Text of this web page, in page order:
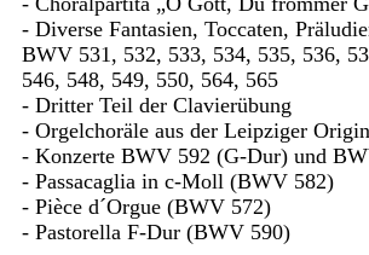
- Diverse Fantasien, Toccaten,
BWV 531, 532, 533, 534, 535, 536,
546, 548, 549, 550, 564, 565
- Dritter Teil der Clavierübung
- Orgelchoräle aus der Leipziger
- Konzerte BWV 592 (G-Dur) und
- Passacaglia in c-Moll (BWV 582)
- Pièce d´Orgue (BWV 572)
- Pastorella F-Dur (BWV 590)